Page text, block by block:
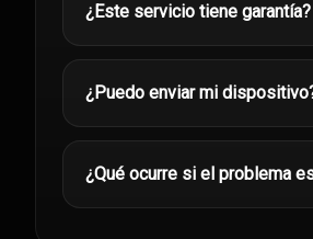
¿Este servicio tiene garantía?
¿Puedo enviar mi
¿Qué ocurre si el problema